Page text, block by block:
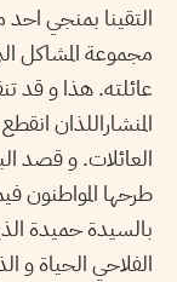
التقينا بمنجي
مجموعة المشاكل
عائلته. هذا و قد
المنشاراللذان
العائلات. و قصد
طرحها المواطنون
بالسيدة حميدة
الفلاحي الحياة و